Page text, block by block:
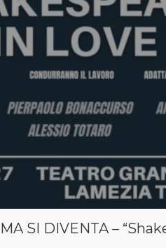
SI DIVENTA –